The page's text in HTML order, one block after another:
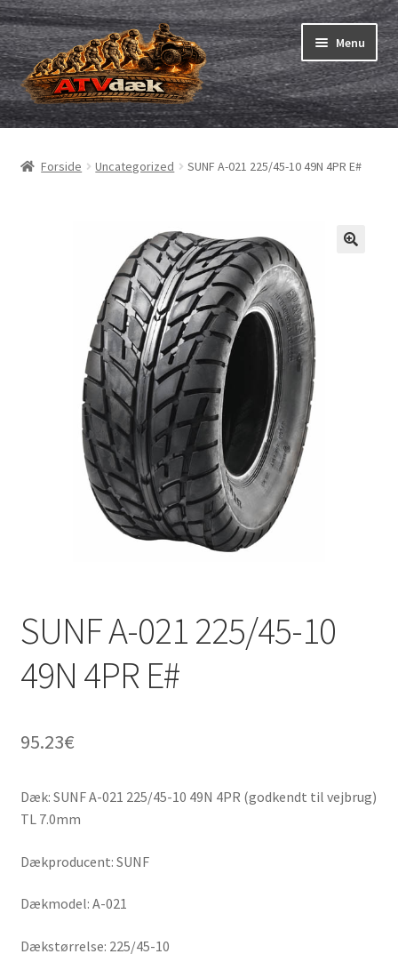
Spring
til
navigation
Spring
til
indhold
Menu
ATV-dæk
Udfold
Forside Uncategorized SUNF A-021 225/45-10 49N 4PR E#
SUNF A-021 225/45-10
49N 4PR E#
95.23€
Dæk: SUNF A-021 225/45-10 49N 4PR (godkendt til vejbrug)
TL 7.0mm
Dækproducent: SUNF
Dækmodel: A-021
Dækstørrelse: 225/45-10